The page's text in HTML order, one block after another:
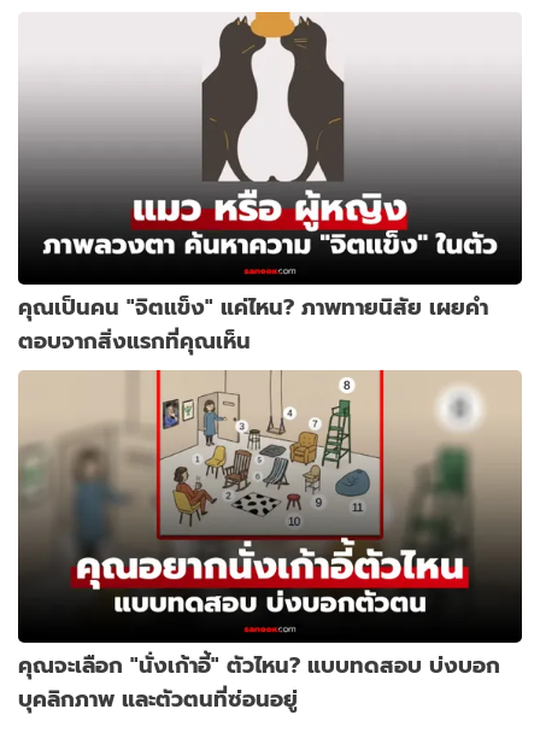
คุณเป็นคน "จิตแข็ง" แค่ไหน? ภาพทายนิสัย เผยคำ
ตอบจากสิ่งแรกที่คุณเห็น
คุณจะเลือก "นั่งเก้าอี้" ตัวไหน? แบบทดสอบ บ่งบอก
บุคลิกภาพ และตัวตนที่ซ่อนอยู่